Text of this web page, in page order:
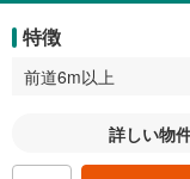
特徴
前道6m以上
詳しい物